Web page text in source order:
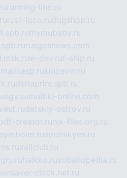
running-line.ru
rust-loco.rudugshop.ru
mymubaby.ru
rusgosnews.com
w-dev.ruf-ship.ru
malinasp.rukinosvin.ru
deltaprim.spb.ru
sgv.su multiki-online.com
detskiy-ostrov.ru
pdf-creator.ru nix-files.org.ru
sputnikyes.ru
zallclub.ru
haikko.rusobakopedia.ru
clock.net.ru